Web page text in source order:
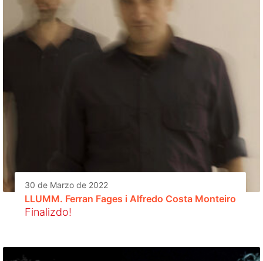
30 de Marzo de 2022
LLUMM. Ferran Fages i Alfredo Costa Monteiro
Finalizdo!